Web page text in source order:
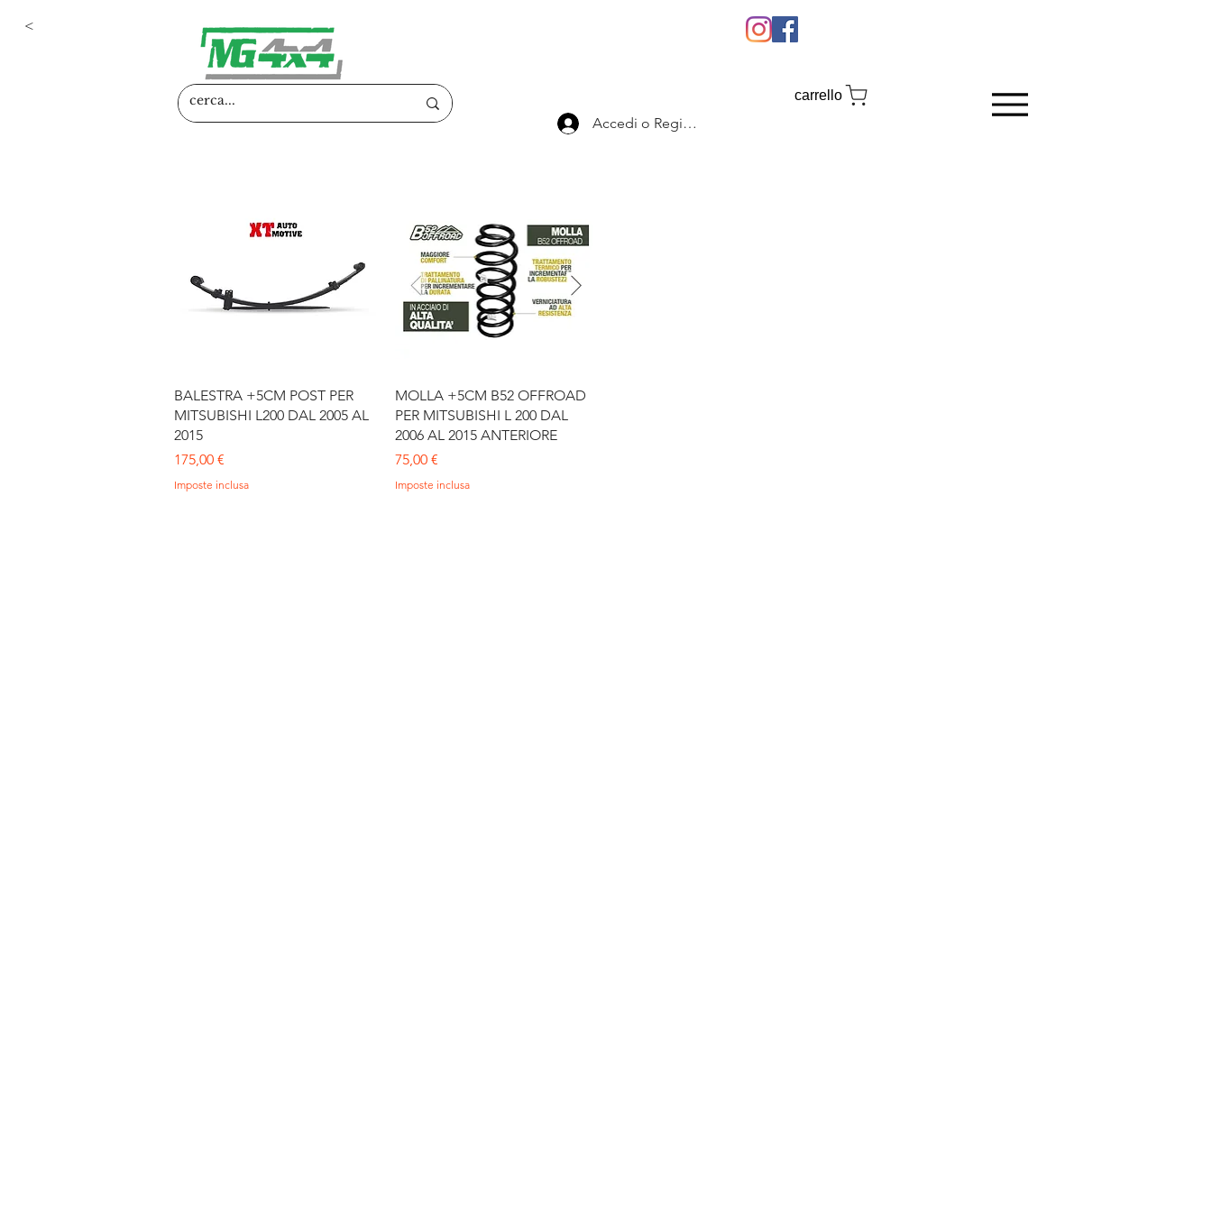
<
Accedi o Registrati
carrello
Vista rapida
BALESTRA +5CM POST PER
MITSUBISHI L200 DAL 2005 AL
2015
Prezzo
175,00 €
Imposte inclusa
Vista rapida
MOLLA +5CM B52 OFFROAD
PER MITSUBISHI L 200 DAL
2006 AL 2015 ANTERIORE
Prezzo
75,00 €
Imposte inclusa